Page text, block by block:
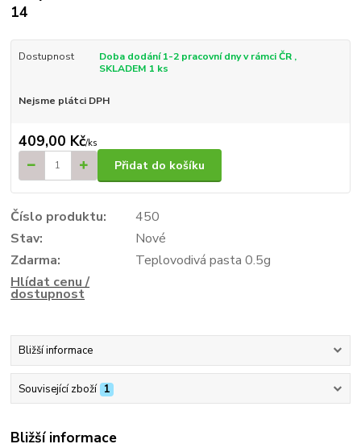
14
Dostupnost
Doba dodání 1-2 pracovní dny v rámci ČR ,
SKLADEM 1 ks
Nejsme plátci DPH
409,00 Kč/ks
Přidat do košíku
Číslo produktu:
450
Stav:
Nové
Zdarma:
Teplovodivá pasta 0.5g
Hlídat cenu /
dostupnost
Bližší informace
Související zboží 1
Bližší informace